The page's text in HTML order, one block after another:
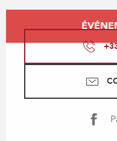
Ouverture et